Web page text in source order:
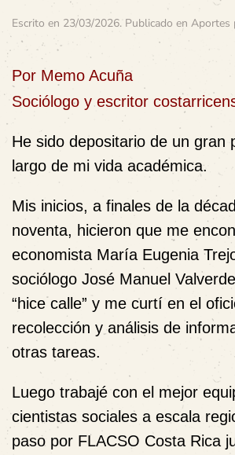
Escrito en 23/03/2026. Publicado en Aportes
Por Memo Acuña
Sociólogo y escritor
He sido depositario de un gran
largo de mi vida académica.
Mis inicios, a finales de la
noventa, hicieron que me
economista María Eugenia
sociólogo José Manuel
“hice calle” y me curtí en el
recolección y análisis de
otras tareas.
Luego trabajé con el mejor
cientistas sociales a escala
paso por FLACSO Costa Rica